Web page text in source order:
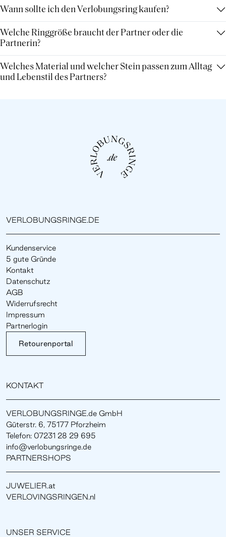
Wann sollte ich den Verlobungsring kaufen?
Welche Ringgröße braucht der Partner oder die
Partnerin?
Welches Material und welcher Stein passen zum Alltag
und Lebenstil des Partners?
VERLOBUNGSRINGE.DE
Kundenservice
5 gute Gründe
Kontakt
Datenschutz
AGB
Widerrufsrecht
Impressum
Partnerlogin
Retourenportal
KONTAKT
VERLOBUNGSRINGE.de GmbH
Güterstr. 6, 75177 Pforzheim
Telefon: 07231 28 29 695
info@verlobungsringe.de
PARTNERSHOPS
JUWELIER.at
VERLOVINGSRINGEN.nl
UNSER SERVICE